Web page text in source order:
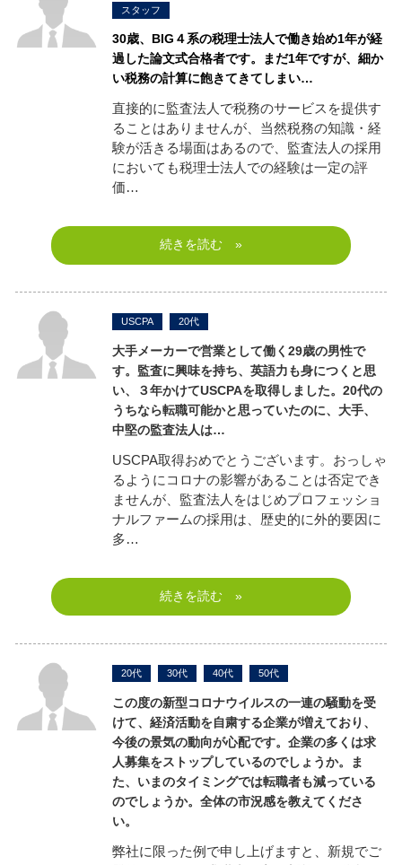
スタッフ
30歳、BIG４系の税理士法人で働き始め1年が経
過した論文式合格者です。
まだ1年ですが、細か
い税務の計算に飽きてきてしまい…
直接的に監査法人で税務のサービスを提供す
ることはありませんが、当然税務の知識・経
験が活きる場面はあるので、監査法人の採用
においても税理士法人での経験は一定の評
価…
続きを読む »
USCPA 20代
大手メーカーで営業として働く29歳の男性で
す。監査に興味を持ち、英語力も身につくと思
い、３年かけてUSCPAを取得しました。 20代の
うちなら転職可能かと思っていたのに、大手、
中堅の監査法人は…
USCPA取得おめでとうございます。おっしゃ
るようにコロナの影響があることは否定でき
ませんが、監査法人をはじめプロフェッショ
ナルファームの採用は、歴史的に外的要因に
多…
続きを読む »
20代 30代 40代 50代
この度の新型コロナウイルスの一連の騒動を受
けて、経済活動を自粛する企業が増えており、
今後の景気の動向が心配です。企業の多くは求
人募集をストップしているのでしょうか。ま
た、いまのタイミングでは転職者も減っている
のでしょうか。全体の市況感を教えてくださ
い。
弊社に限った例で申し上げますと、新規でご